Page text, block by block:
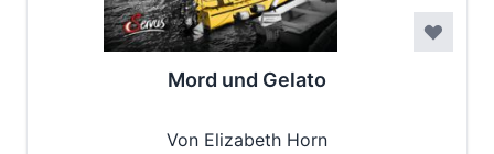
Mord und Gelato
Von Elizabeth Horn